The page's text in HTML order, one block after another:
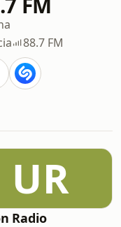
88.7 FM
UR
Radio